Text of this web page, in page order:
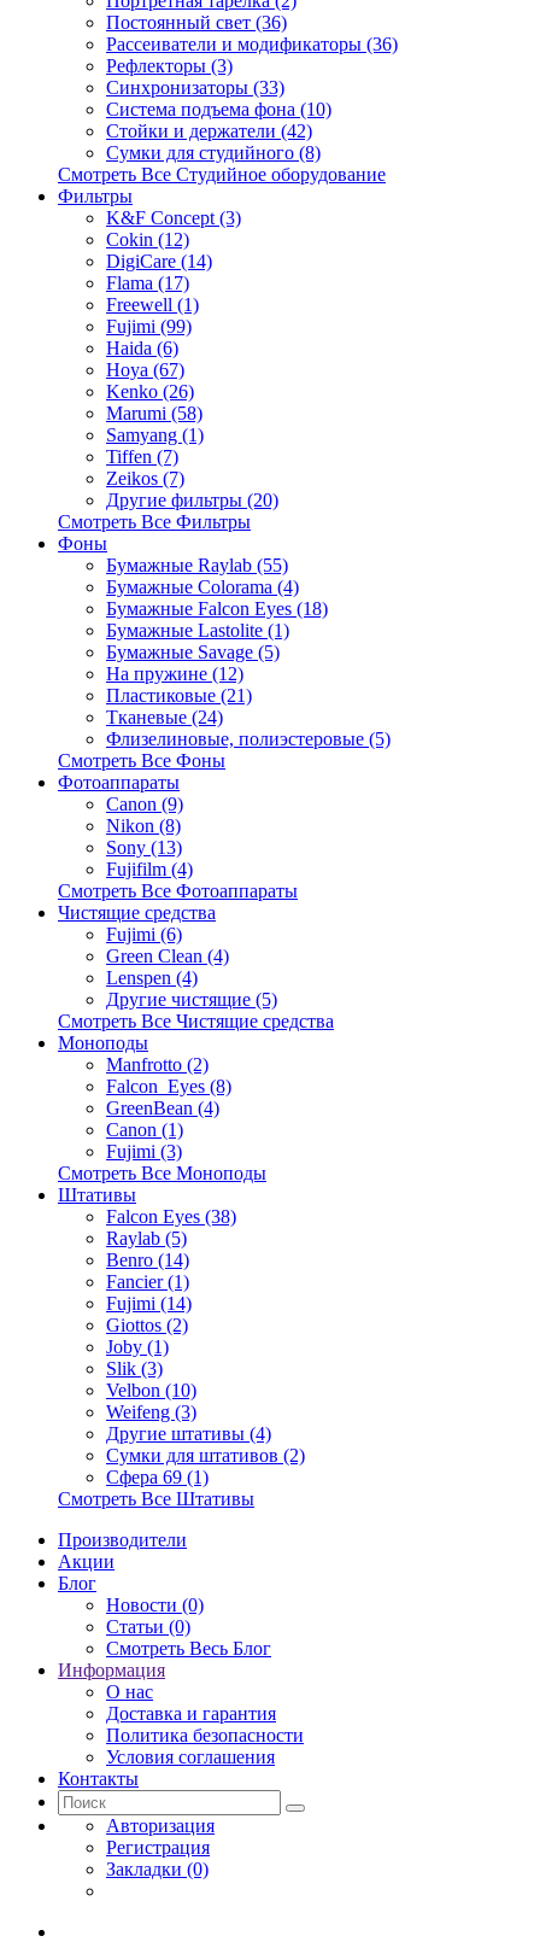
Постоянный свет (36)
Рассеиватели и модификаторы (36)
Рефлекторы (3)
Синхронизаторы (33)
Система подъема фона (10)
Стойки и держатели (42)
Сумки для студийного (8)
Смотреть Все Студийное оборудование
Фильтры
K&F Concept (3)
Cokin (12)
DigiCare (14)
Flama (17)
Freewell (1)
Fujimi (99)
Haida (6)
Hoya (67)
Kenko (26)
Marumi (58)
Samyang (1)
Tiffen (7)
Zeikos (7)
Другие фильтры (20)
Смотреть Все Фильтры
Фоны
Бумажные Raylab (55)
Бумажные Colorama (4)
Бумажные Falcon Eyes (18)
Бумажные Lastolite (1)
Бумажные Savage (5)
На пружине (12)
Пластиковые (21)
Тканевые (24)
Флизелиновые, полиэстеровые (5)
Смотреть Все Фоны
Фотоаппараты
Canon (9)
Nikon (8)
Sony (13)
Fujifilm (4)
Смотреть Все Фотоаппараты
Чистящие средства
Fujimi (6)
Green Clean (4)
Lenspen (4)
Другие чистящие (5)
Смотреть Все Чистящие средства
Моноподы
Manfrotto (2)
Falcon_Eyes (8)
GreenBean (4)
Canon (1)
Fujimi (3)
Смотреть Все Моноподы
Штативы
Falcon Eyes (38)
Raylab (5)
Benro (14)
Fancier (1)
Fujimi (14)
Giottos (2)
Joby (1)
Slik (3)
Velbon (10)
Weifeng (3)
Другие штативы (4)
Сумки для штативов (2)
Сфера 69 (1)
Смотреть Все Штативы
Производители
Акции
Блог
Новости (0)
Статьи (0)
Смотреть Весь Блог
Информация
О нас
Доставка и гарантия
Политика безопасности
Условия соглашения
Контакты
Авторизация
Регистрация
Закладки (0)